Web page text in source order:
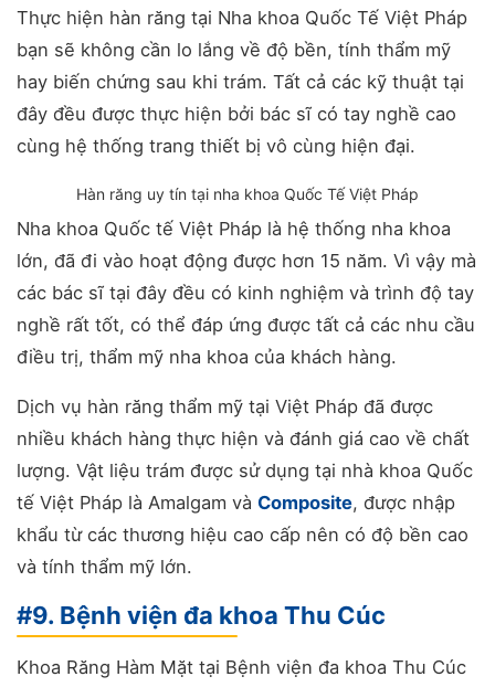
Thực hiện hàn răng tại Nha khoa Quốc Tế Việt Pháp
bạn sẽ không cần lo lắng về độ bền, tính thẩm mỹ
hay biến chứng sau khi trám. Tất cả các kỹ thuật tại
đây đều được thực hiện bởi bác sĩ có tay nghề cao
cùng hệ thống trang thiết bị vô cùng hiện đại.
Hàn răng uy tín tại nha khoa Quốc Tế Việt Pháp
Nha khoa Quốc tế Việt Pháp là hệ thống nha khoa
lớn, đã đi vào hoạt động được hơn 15 năm. Vì vậy mà
các bác sĩ tại đây đều có kinh nghiệm và trình độ tay
nghề rất tốt, có thể đáp ứng được tất cả các nhu cầu
điều trị, thẩm mỹ nha khoa của khách hàng.
Dịch vụ hàn răng thẩm mỹ tại Việt Pháp đã được
nhiều khách hàng thực hiện và đánh giá cao về chất
lượng. Vật liệu trám được sử dụng tại nhà khoa Quốc
tế Việt Pháp là Amalgam và Composite, được nhập
khẩu từ các thương hiệu cao cấp nên có độ bền cao
và tính thẩm mỹ lớn.
#9. Bệnh viện đa khoa Thu Cúc
Khoa Răng Hàm Mặt tại Bệnh viện đa khoa Thu Cúc